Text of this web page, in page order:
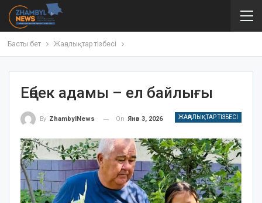
Басты бет Жаңалықтар тізбесі
Еңбек адамы – ел байлығы
ЖАҢАЛЫҚТАР ТІЗБЕСІ
By ZhambylNews On Янв 3, 2026